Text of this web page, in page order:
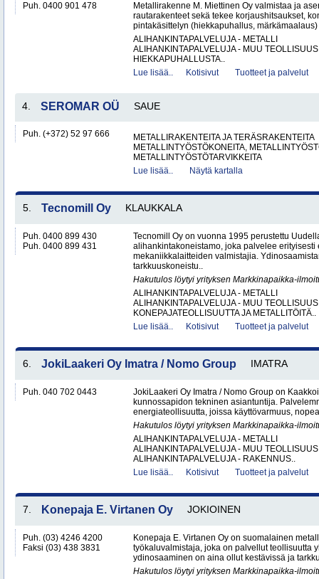
Puh. 0400 901 478
Metallirakenne M. Miettinen Oy valmistaa ja
rautarakenteet sekä tekee korjaushitsaukset,
pintakäsittelyn (hiekkapuhallus,
ALIHANKINTAPALVELUJA - METALLI
ALIHANKINTAPALVELUJA - MUU TEOLLISUUS
HIEKKAPUHALLUSTA..
Lue lisää..
Kotisivut Tuotteet ja palvelut
4. SEROMAR OÜ SAUE
Puh. (+372) 52 97 666
METALLIRAKENTEITA JA TERÄSRAKENTEITA
METALLINTYÖSTÖKONEITA,
METALLINTYÖSTÖTARVIKKEITA
Lue lisää..
Näytä kartalla
5. Tecnomill Oy KLAUKKALA
Puh. 0400 899 430
Puh. 0400 899 431
Tecnomill Oy on vuonna 1995 perustettu
alihankintakoneistamo, joka palvelee erityisesti
mekaniikkalaitteiden valmistajia.
tarkkuuskoneistu..
Hakutulos löytyi yrityksen Markkinapaikka-
ALIHANKINTAPALVELUJA - METALLI
ALIHANKINTAPALVELUJA - MUU TEOLLISUUS
KONEPAJATEOLLISUUTTA JA METALLITÖITÄ..
Lue lisää..
Kotisivut Tuotteet ja palvelut
6. JokiLaakeri Oy Imatra / Nomo Group IMATRA
Puh. 040 702 0443
JokiLaakeri Oy Imatra / Nomo Group on
kunnossapidon tekninen asiantuntija.
energiateollisuutta, joissa käyttövarmuus,
Hakutulos löytyi yrityksen Markkinapaikka-
ALIHANKINTAPALVELUJA - METALLI
ALIHANKINTAPALVELUJA - MUU TEOLLISUUS
ALIHANKINTAPALVELUJA - RAKENNUS..
Lue lisää..
Kotisivut Tuotteet ja palvelut
7. Konepaja E. Virtanen Oy JOKIOINEN
Puh. (03) 4246 4200
Faksi (03) 438 3831
Konepaja E. Virtanen Oy on suomalainen
työkaluvalmistaja, joka on palvellut teollisuutta
ydinosaaminen on aina ollut kestävissä ja
Hakutulos löytyi yrityksen Markkinapaikka-